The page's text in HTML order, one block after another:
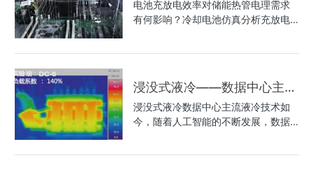
远期压铸正在局部尝试铝挤压工艺相
比于传统的冲压等生产工艺，具有高
型，效率更高；②型材焊接的焊缝质
量问题，一体化压铸可较好的解决。
③从生产成本的角度，无需投资多种
铝型材的设备，一体压铸仅需一台压
图：铝合金电池托盘PART02CTC后底
电池充放电效率对储能热管电理需求
有何影响？冷却电池仿真分析充放电
0.5C与1C的储能电池在热失控下进入
危险爆发期的速度更快，储能热管理
的换热效率需要进一步提高。充放电
浸没式液冷——数据中心主流
液冷技术
浸没式液冷数据中心主流液冷技术如
今，随着人工智能的不断发展，数据